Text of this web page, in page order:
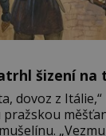
šizení na
dovoz z